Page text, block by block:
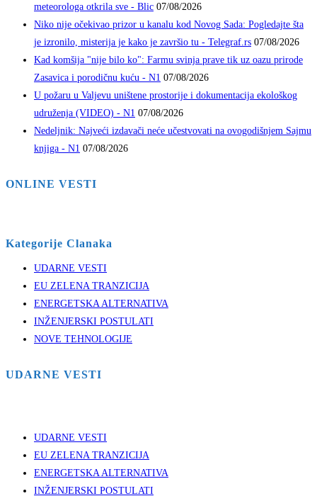
meteorologa otkrila sve - Blic 07/08/2026
Niko nije očekivao prizor u kanalu kod Novog Sada: Pogledajte šta
je izronilo, misterija je kako je završio tu - Telegraf.rs 07/08/2026
Kad komšija "nije bilo ko": Farmu svinja prave tik uz oazu prirode
Zasavica i porodičnu kuću - N1 07/08/2026
U požaru u Valjevu uništene prostorije i dokumentacija ekološkog
udruženja (VIDEO) - N1 07/08/2026
Nedeljnik: Najveći izdavači neće učestvovati na ovogodišnjem Sajmu
knjiga - N1 07/08/2026
ONLINE VESTI
Kategorije Clanaka
UDARNE VESTI
EU ZELENA TRANZICIJA
ENERGETSKA ALTERNATIVA
INŽENJERSKI POSTULATI
NOVE TEHNOLOGIJE
UDARNE VESTI
UDARNE VESTI
EU ZELENA TRANZICIJA
ENERGETSKA ALTERNATIVA
INŽENJERSKI POSTULATI